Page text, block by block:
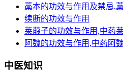
藁本的功效与作用及禁忌,
续断的功效与作用
莱菔子的功效与作用,中药
阿魏的功效与作用,中药阿
中医知识